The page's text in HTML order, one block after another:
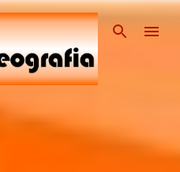
Pular para o conteúdo